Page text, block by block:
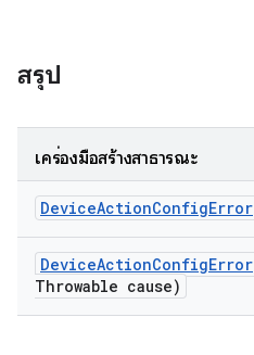
สรุป
เครื่องมือสร้างสาธารณะ
DeviceActionConfigError
DeviceActionConfigError
Throwable cause)